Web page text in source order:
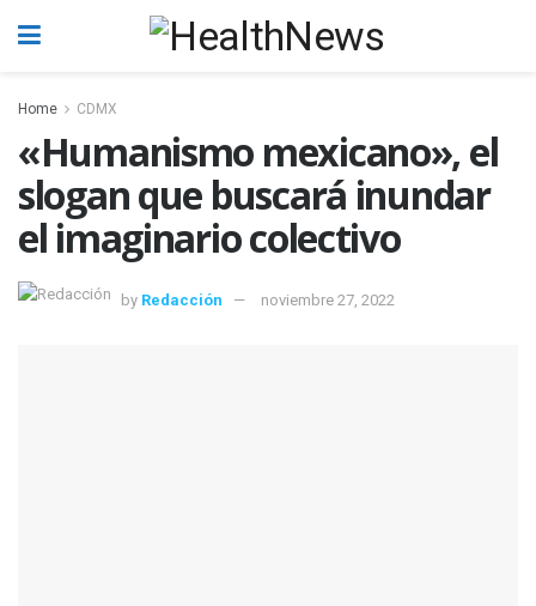
Home CDMX
«Humanismo mexicano», el
slogan que buscará inundar
el imaginario colectivo
by Redacción noviembre 27, 2022